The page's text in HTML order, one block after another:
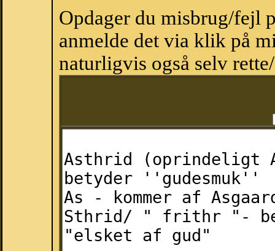
Opdager du misbrug/fejl
anmelde det via klik på
naturligvis også selv